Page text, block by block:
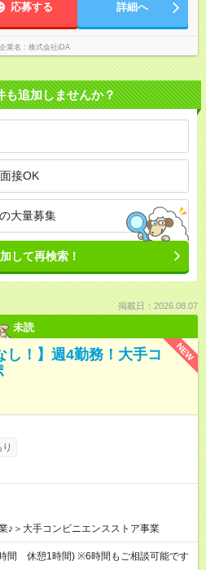
応募する 詳細へ
業名 株式会社iDA
も追加しませんか？
接OK
大量募集
して再検索！
掲載日：2026.08.07
未読
NEW
し！】週4勤務！大手コ
♪＞大手コンビニエンスストア事業
間 休憩1時間) ※6時間もご相談可能です